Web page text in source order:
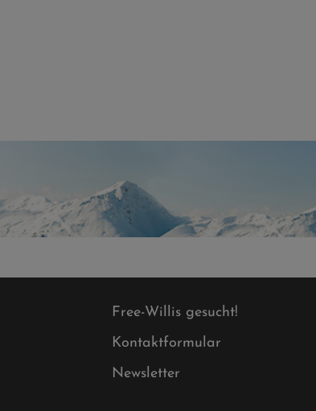
Free-Willis gesucht!
Kontaktformular
Newsletter